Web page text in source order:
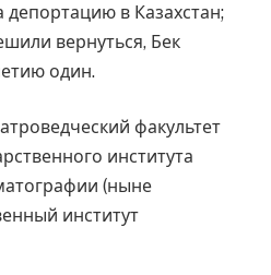
в Казахстан;
вернуться, Бек
один.
факультет
института
(ныне
институт